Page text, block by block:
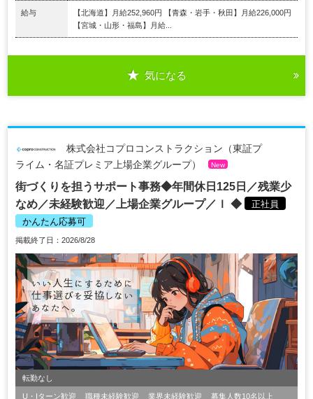
給与
【北海道】月給252,960円 【青森・岩手・秋田】月給226,000円
【宮城・山形・福島】月給...
気になる
株式会社コプロコンストラクション（東証プ
ライム・名証プレミア上場企業グループ）
New
街づくりを担うサポート事務◆年間休日125日／残業少
なめ／未経験歓迎／上場企業グループ／ｌ ◆
正社員
かんたん応募可
掲載終了日：2026/8/28
転勤なし
U・Iターン歓迎 職種未経験歓迎 業界未経験歓迎
募集人数10名以上